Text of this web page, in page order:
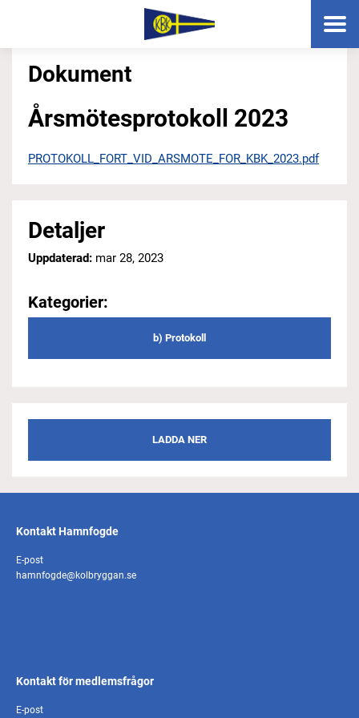
Dokument
Årsmötesprotokoll 2023
PROTOKOLL_FORT_VID_ARSMOTE_FOR_KBK_2023.pdf
Detaljer
Uppdaterad: mar 28, 2023
Kategorier:
b) Protokoll
LADDA NER
Kontakt Hamnfogde
E-post
hamnfogde@kolbryggan.se
Kontakt för medlemsfrågor
E-post